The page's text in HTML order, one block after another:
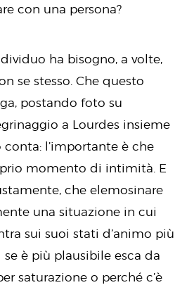
con una persona?
ha bisogno, a volte,
se stesso. Che questo
postando foto su
a Lourdes insieme
l’importante è che
momento di intimità. E
che elemosinare
una situazione in cui
sui suoi stati d’animo più
è più plausibile esca da
saturazione o perché c’è